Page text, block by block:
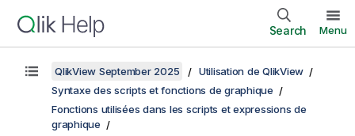
Search Menu
QlikView September 2025
Utilisation de QlikView
Syntaxe des scripts et fonctions de graphique
Fonctions utilisées dans les scripts et expressions de
graphique